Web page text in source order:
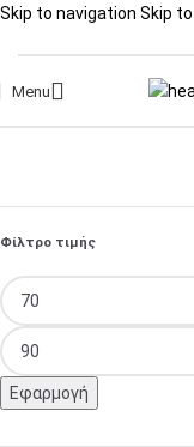
Skip to navigation Skip
Menu
Φίλτρο τιμής
Εφαρμογή